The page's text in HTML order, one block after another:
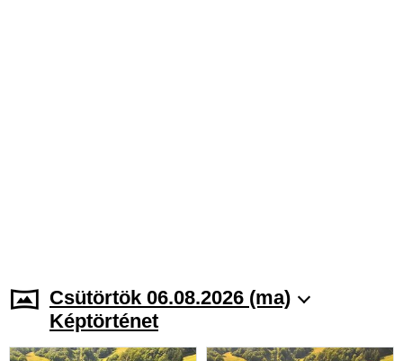
Csütörtök 06.08.2026 (ma)
Képtörténet